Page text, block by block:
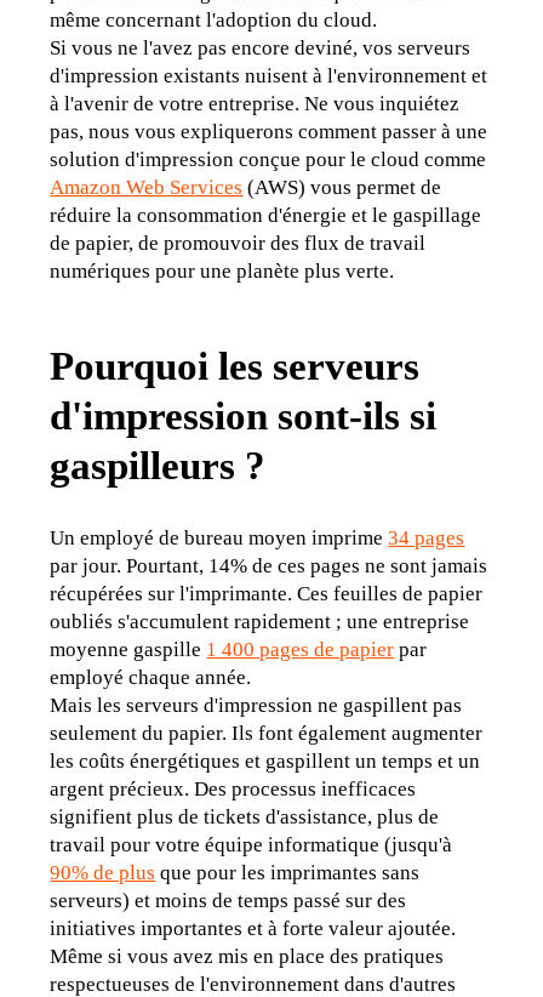
même concernant l'adoption du cloud.
Si vous ne l'avez pas encore deviné, vos serveurs
d'impression existants nuisent à l'environnement et
à l'avenir de votre entreprise. Ne vous inquiétez
pas, nous vous expliquerons comment passer à une
Amazon Web Services (AWS) vous permet de
réduire la consommation d'énergie et le gaspillage
de papier, de promouvoir des flux de travail
numériques pour une planète plus verte.
Pourquoi les serveurs
d'impression sont-ils si
gaspilleurs ?
Un employé de bureau moyen imprime 34 pages
par jour. Pourtant, 14% de ces pages ne sont jamais
récupérées sur l'imprimante. Ces feuilles de papier
oubliés s'accumulent rapidement ; une entreprise
moyenne gaspille 1 400 pages de papier par
employé chaque année.
Mais les serveurs d'impression ne gaspillent pas
seulement du papier. Ils font également augmenter
les coûts énergétiques et gaspillent un temps et un
argent précieux. Des processus inefficaces
signifient plus de tickets d'assistance, plus de
90% de plus que pour les imprimantes sans
serveurs) et moins de temps passé sur des
initiatives importantes et à forte valeur ajoutée.
Même si vous avez mis en place des pratiques
respectueuses de l'environnement dans d'autres